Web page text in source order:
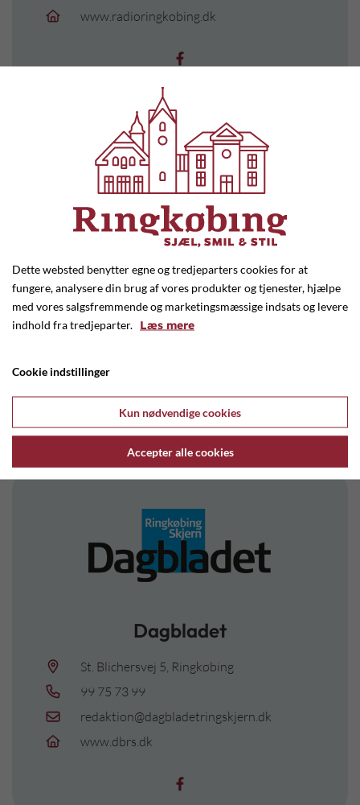
www.radioringkobing.dk
Strandbygaard
Trykkerivej 2, Skjern
grafisk@strandbygaard.dk
Dagbladet
St. Blichersvej 5, Ringkøbing
99 75 73 99
redaktion@dagbladetringskjern.dk
www.dbrs.dk
Dette websted benytter egne og tredjeparters cookies for at
fungere, analysere din brug af vores produkter og tjenester, hjælpe
med vores salgsfremmende og marketingsmæssige indsats og levere
indhold fra tredjeparter. Læs mere
Cookie indstillinger
Kun nødvendige cookies
Accepter alle cookies